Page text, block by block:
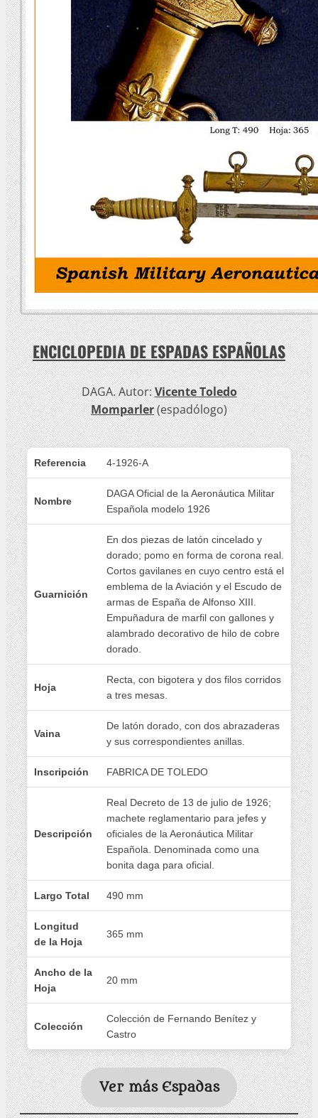
ENCICLOPEDIA DE ESPADAS ESPAÑOLAS
DAGA. Autor:Vicente Toledo
Momparler(espadólogo)
Referencia 4-1926-A
Nombre
DAGA Oficial de la Aeronáutica Militar
Española modelo 1926
Guarnición
En dos piezas de latón cincelado y
dorado; pomo en forma de corona real.
Cortos gavilanes en cuyo centro está el
emblema de la Aviación y el Escudo de
armas de España de Alfonso XIII.
Empuñadura de marfil con gallones y
alambrado decorativo de hilo de cobre
dorado.
Hoja
Recta, con bigotera y dos filos corridos
a tres mesas.
Vaina
De latón dorado, con dos abrazaderas
y sus correspondientes anillas.
Inscripción FABRICA DE TOLEDO
Descripción
Real Decreto de 13 de julio de 1926;
machete reglamentario para jefes y
oficiales de la Aeronáutica Militar
Española. Denominada como una
bonita daga para oficial.
Largo Total 490 mm
Longitud
de la Hoja
365 mm
Ancho de la
Hoja
20 mm
Colección
Colección de Fernando Benítez y
Castro
Ver más Espadas